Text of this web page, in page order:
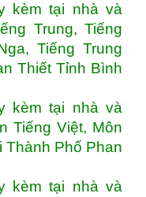
kèm tại nhà và
Trung, Tiếng
Tiếng Trung
Thiết Tỉnh Bình
kèm tại nhà và
Tiếng Việt, Môn
Phố Phan
kèm tại nhà và